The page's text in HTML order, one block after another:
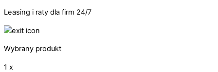
Leasing i raty dla firm 24/7
Wybrany produkt
1 x